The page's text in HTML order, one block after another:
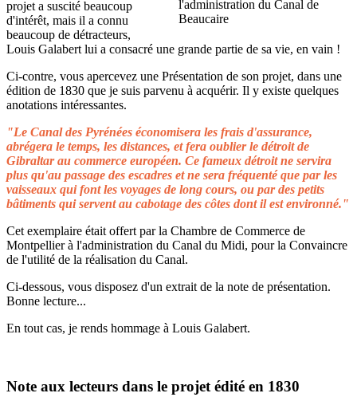
projet a suscité beaucoup
d'intérêt, mais il a connu
beaucoup de détracteurs,
Louis Galabert lui a consacré une grande partie de sa vie, en vain !
Ci-contre, vous apercevez une Présentation de son projet, dans une
édition de 1830 que je suis parvenu à acquérir. Il y existe quelques
anotations intéressantes.
"Le Canal des Pyrénées économisera les frais d'assurance,
abrégera le temps, les distances, et fera oublier le détroit de
Gibraltar au commerce européen. Ce fameux détroit ne servira
plus qu'au passage des escadres et ne sera fréquenté que par les
vaisseaux qui font les voyages de long cours, ou par des petits
bâtiments qui servent au cabotage des côtes dont il est environné."
Cet exemplaire était offert par la Chambre de Commerce de
Montpellier à l'administration du Canal du Midi, pour la Convaincre
de l'utilité de la réalisation du Canal.
Ci-dessous, vous disposez d'un extrait de la note de présentation.
Bonne lecture...
En tout cas, je rends hommage à Louis Galabert.
Note aux lecteurs dans le projet édité en 1830